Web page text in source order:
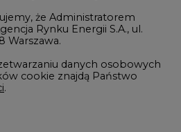
że Administratorem
Rynku Energii S.A., ul.
Warszawa.
danych osobowych
cookie znajdą Państwo
.